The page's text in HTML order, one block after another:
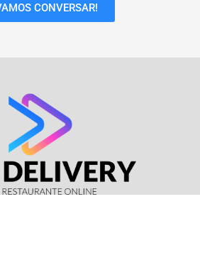
CONVERSAR!